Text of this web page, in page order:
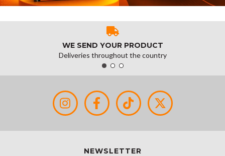
WE SEND YOUR PRODUCT
Deliveries throughout the country
NEWSLETTER